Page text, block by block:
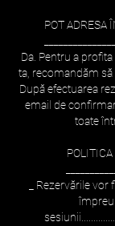
POT ADRESA
Da. Pentru a
ta, recomandăm să
După efectuarea
email de
toate
POLITICA
_ Rezervările